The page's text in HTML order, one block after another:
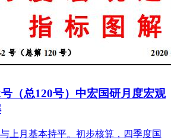
（总120号）中宏国研月度宏观
上月基本持平。初步核算，四季度国